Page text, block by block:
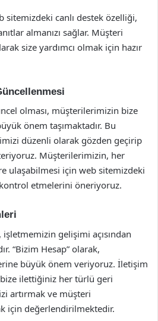
sitemizdeki canlı destek özelliği,
almanızı sağlar. Müşteri
size yardımcı olmak için hazır
olması, müşterilerimizin bize
önem taşımaktadır. Bu
düzenli olarak gözden geçirip
Müşterilerimizin, her
ulaşabilmesi için web sitemizdeki
kontrol etmelerini öneriyoruz.
gelişimi açısından
“Bizim Hesap” olarak,
büyük önem veriyoruz. İletişim
bize ilettiğiniz her türlü geri
artırmak ve müşteri
için değerlendirilmektedir.